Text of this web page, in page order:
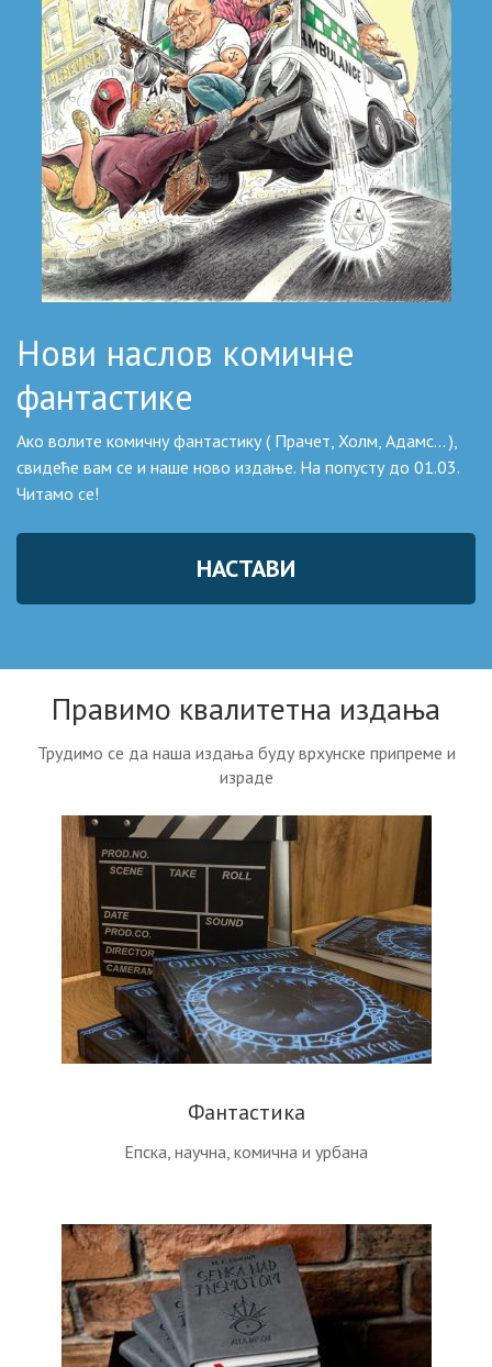
Нови наслов комичне
фантастике
Ако волите комичну фантастику ( Прачет, Холм, Адамс… ),
свидеће вам се и наше ново издање. На попусту до 01.03.
Читамо се!
НАСТАВИ
Правимо квалитетна издања
Трудимо се да наша издања буду врхунске припреме и
израде
Фантастика
Епска, научна, комична и урбана